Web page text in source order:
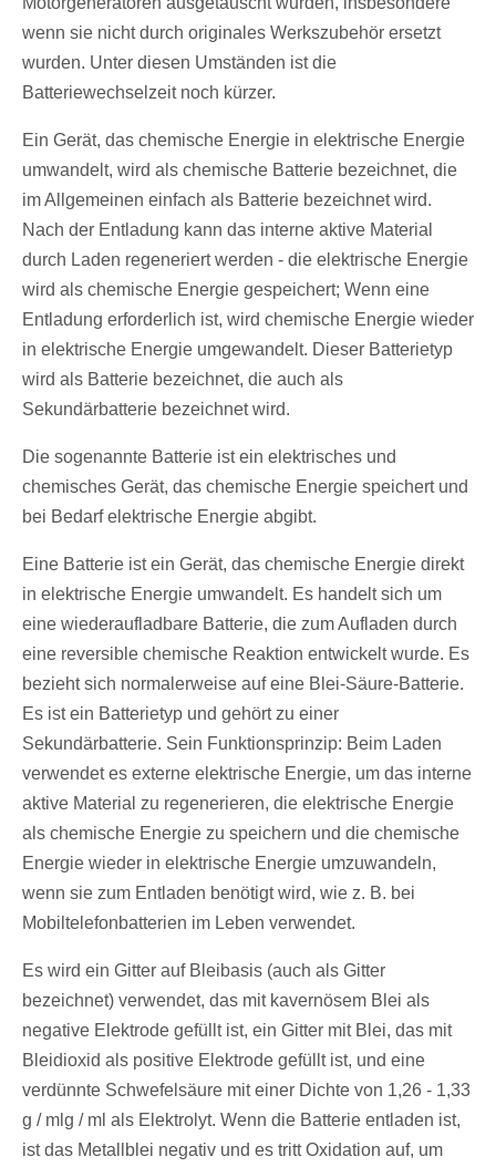
wenn sie nicht durch originales Werkszubehör ersetzt
wurden. Unter diesen Umständen ist die
Batteriewechselzeit noch kürzer.
Ein Gerät, das chemische Energie in elektrische Energie
umwandelt, wird als chemische Batterie bezeichnet, die
im Allgemeinen einfach als Batterie bezeichnet wird.
Nach der Entladung kann das interne aktive Material
durch Laden regeneriert werden - die elektrische Energie
wird als chemische Energie gespeichert; Wenn eine
Entladung erforderlich ist, wird chemische Energie wieder
in elektrische Energie umgewandelt. Dieser Batterietyp
wird als Batterie bezeichnet, die auch als
Sekundärbatterie bezeichnet wird.
Die sogenannte Batterie ist ein elektrisches und
chemisches Gerät, das chemische Energie speichert und
bei Bedarf elektrische Energie abgibt.
Eine Batterie ist ein Gerät, das chemische Energie direkt
in elektrische Energie umwandelt. Es handelt sich um
eine wiederaufladbare Batterie, die zum Aufladen durch
eine reversible chemische Reaktion entwickelt wurde. Es
bezieht sich normalerweise auf eine Blei-Säure-Batterie.
Es ist ein Batterietyp und gehört zu einer
Sekundärbatterie. Sein Funktionsprinzip: Beim Laden
verwendet es externe elektrische Energie, um das interne
aktive Material zu regenerieren, die elektrische Energie
als chemische Energie zu speichern und die chemische
Energie wieder in elektrische Energie umzuwandeln,
wenn sie zum Entladen benötigt wird, wie z. B. bei
Mobiltelefonbatterien im Leben verwendet.
Es wird ein Gitter auf Bleibasis (auch als Gitter
bezeichnet) verwendet, das mit kavernösem Blei als
negative Elektrode gefüllt ist, ein Gitter mit Blei, das mit
Bleidioxid als positive Elektrode gefüllt ist, und eine
verdünnte Schwefelsäure mit einer Dichte von 1,26 - 1,33
g / mlg / ml als Elektrolyt. Wenn die Batterie entladen ist,
ist das Metallblei negativ und es tritt Oxidation auf, um